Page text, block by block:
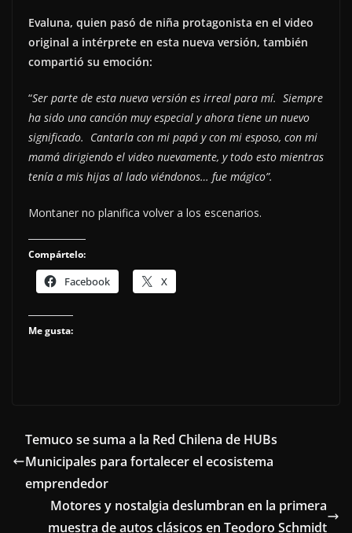
Evaluna, quien pasó de niña protagonista en el video
original a intérprete en esta nueva versión, también
compartió su emoción:
“Ser parte de esta nueva versión es irreal para mí. Siempre
ha sido una canción muy especial y ahora tiene un nuevo
significado. Cantarla con mi papá y con mi esposo, con mi
mamá dirigiendo el video nuevamente, y todo esto mientras
tenía a mis hijas al lado viéndonos… fue mágico”.
Montaner no planifica volver a los escenarios.
Compártelo:
Facebook X
Me gusta:
Temuco se suma a la Red Chilena de HUBs
Municipales para fortalecer el ecosistema
emprendedor
Motores y nostalgia deslumbran en la primera
muestra de autos clásicos en Teodoro Schmidt